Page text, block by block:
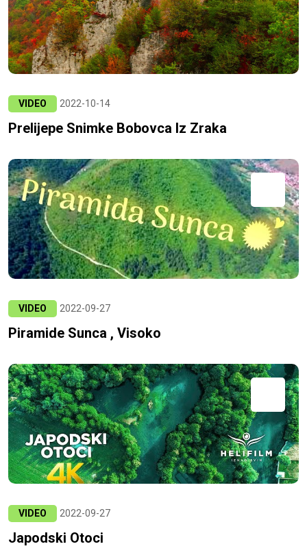
VIDEO 2022-10-14
Prelijepe Snimke Bobovca Iz Zraka
VIDEO 2022-09-27
Piramide Sunca , Visoko
VIDEO 2022-09-27
Japodski Otoci